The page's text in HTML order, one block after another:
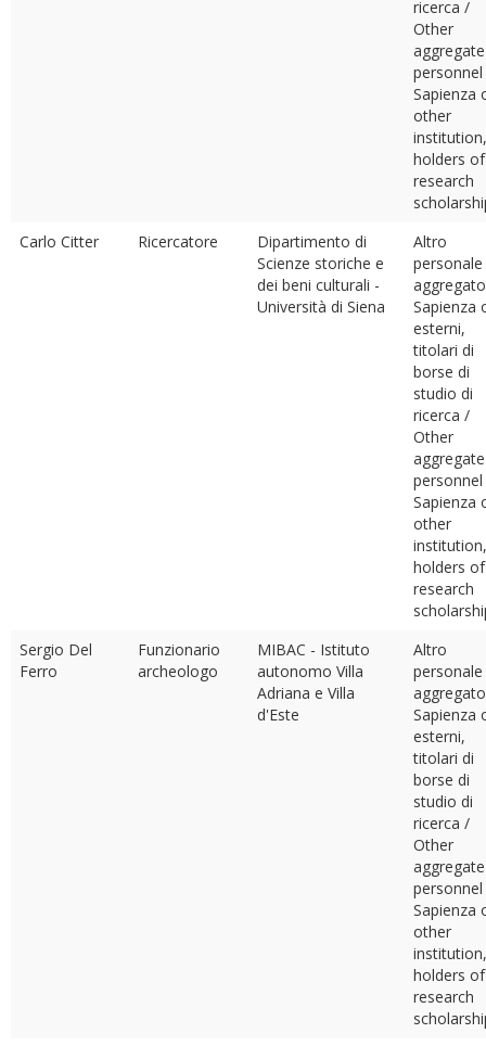
ricerca /
Other
aggregate
personnel
Sapienza
other
institution,
holders of
research
Carlo Citter
Ricercatore
Dipartimento di
Scienze storiche e
dei beni culturali -
Università di Siena
Altro
personale
aggregato
Sapienza
esterni,
titolari di
borse di
studio di
ricerca /
Other
aggregate
personnel
Sapienza
other
institution,
holders of
research
Sergio Del
Ferro
Funzionario
archeologo
MIBAC - Istituto
autonomo Villa
Adriana e Villa
d'Este
Altro
personale
aggregato
Sapienza
esterni,
titolari di
borse di
studio di
ricerca /
Other
aggregate
personnel
Sapienza
other
institution,
holders of
research